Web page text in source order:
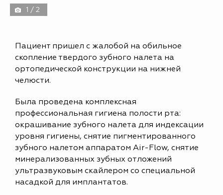
1 / 2
Пациент пришел с жалобой на обильное
скопление твердого зубного налета на
ортопедической конструкции на нижней
челюсти.
Была проведена комплексная
профессиональная гигиена полости рта:
окрашивание зубного налета для индексации
уровня гигиены, снятие пигментированного
зубного налетом аппаратом Air-Flow, снятие
минерализованных зубных отложений
ультразвуковым скайлером со специальной
насадкой для имплантатов.